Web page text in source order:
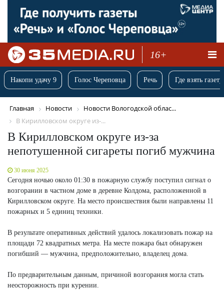
16+
Накопи удачу 9 Голос Череповца Речь Где взять
Главная Новости
Новости Вологодской облас...
В Кирилловском округе из-...
В Кирилловском округе из-за
непотушенной сигареты погиб мужчина
30 июня 2025
Сегодня ночью около 01:30 в пожарную службу поступил сигнал о
возгорании в частном доме в деревне Колдома, расположенной в
Кирилловском округе. На место происшествия были направлены 11
пожарных и 5 единиц техники.
В результате оперативных действий удалось локализовать пожар на
площади 72 квадратных метра. На месте пожара был обнаружен
погибший — мужчина, предположительно, владелец дома.
По предварительным данным, причиной возгорания могла стать
неосторожность при курении.